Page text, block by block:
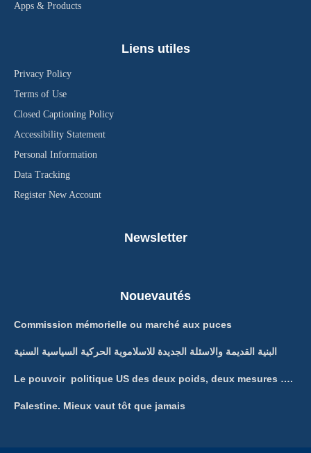
Apps & Products
Liens utiles
Privacy Policy
Terms of Use
Closed Captioning Policy
Accessibility Statement
Personal Information
Data Tracking
Register New Account
Newsletter
Nouevautés
Commission mémorielle ou marché aux puces
البنية القديمة والاسئلة الجديدة للاسلاموية الحركية السياسية السنية
Le pouvoir politique US des deux poids, deux mesures ….
Palestine. Mieux vaut tôt que jamais